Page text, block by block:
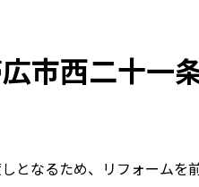
市西二十一
となるため、リフォームを